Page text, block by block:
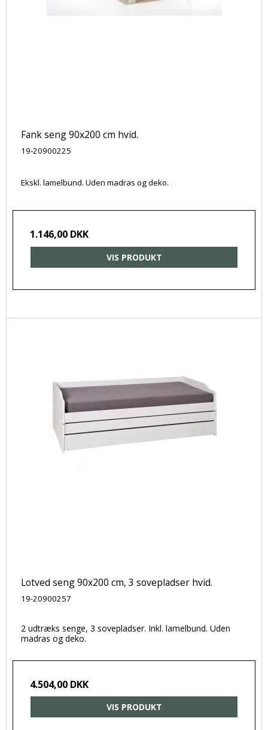
Fank seng 90x200 cm hvid.
19-20900225
Ekskl. lamelbund. Uden madras og deko.
1.146,00 DKK
VIS PRODUKT
Lotved seng 90x200 cm, 3 sovepladser hvid.
19-20900257
2 udtræks senge, 3 sovepladser. Inkl. lamelbund. Uden
madras og deko.
4.504,00 DKK
VIS PRODUKT